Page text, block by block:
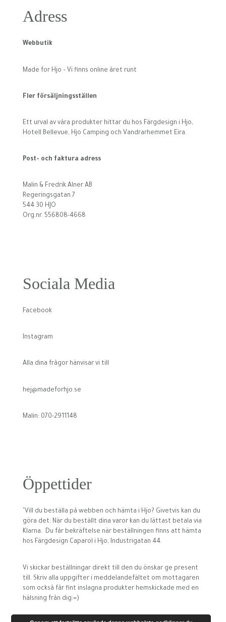
Adress
Webbutik
Made for Hjo – Vi finns online året runt
Fler försäljningsställen
Ett urval av våra produkter hittar du hos Färgdesign i Hjo,
Hotell Bellevue, Hjo Camping och Vandrarhemmet Eira.
Post- och faktura adress
Malin & Fredrik Alner AB
Regeringsgatan 7
544 30 HJO
Org.nr. 556808-4668
Sociala Media
Facebook
Instagram
Alla dina frågor hänvisar vi till
hej@madeforhjo.se
Malin: 070-2911148
Öppettider
’Vill du beställa på webben och hämta i Hjo? Givetvis kan du
göra det: När du beställt dina varor kan du lättast betala via
Klarna. Du får bekräftelse när beställningen finns att hämta
hos Färgdesign Caparol i Hjo, Industrigatan 44.
Vi skickar beställningar direkt till den du önskar ge present
till. Skriv alla uppgifter i meddelandefältet om mottagaren
som också får fint inslagna produkter hemskickade med en
hälsning från dig:=)